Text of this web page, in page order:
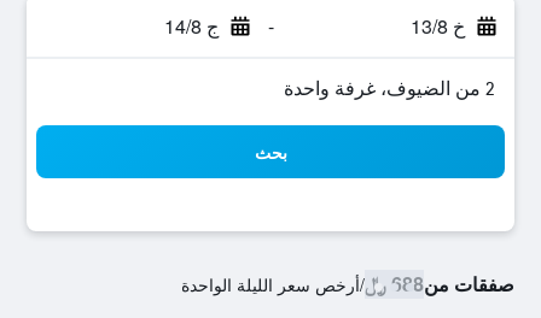
خ 13/8 - ج 14/8
2 من الضيوف، غرفة واحدة
بحث
صفقات من688 ﷼ /أرخص سعر الليلة الواحدة